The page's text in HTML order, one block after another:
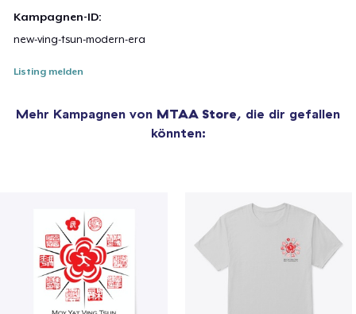
Kampagnen-ID:
new-ving-tsun-modern-era
Listing melden
Mehr Kampagnen von MTAA Store, die dir gefallen
könnten: